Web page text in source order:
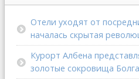
Отели уходят от
началась скрытая
Курорт Албена
золотые сокровища